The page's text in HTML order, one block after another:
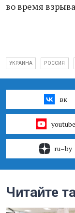
во время
УКРАИНА РОССИЯ
вк
youtube
ru–by
Читайте